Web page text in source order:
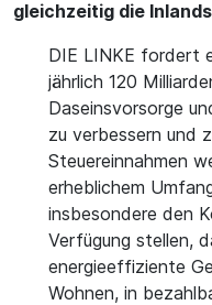
gleichzeitig die
DIE LINKE fordert
jährlich 120
Daseinsvorsorge
zu verbessern und
Steuereinnahmen
erheblichem
insbesondere den
Verfügung stellen,
energieeffiziente
Wohnen, in